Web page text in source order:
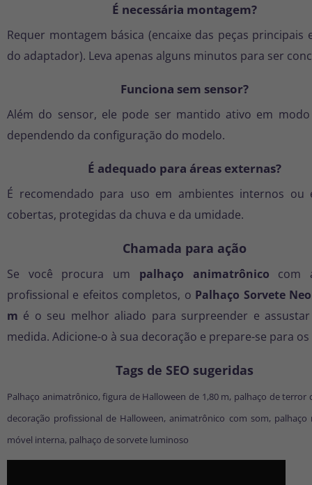
É necessária montagem?
Requer montagem básica (encaixe das peças principais
do adaptador). Leva apenas alguns minutos para ser
Funciona sem sensor?
Além do sensor, ele pode ser mantido ativo em
dependendo da configuração do modelo.
É adequado para áreas externas?
É recomendado para uso em ambientes internos ou
cobertas, protegidas da chuva e da umidade.
Chamada para ação
Se você procura um palhaço animatrônico com
profissional e efeitos completos, o Palhaço Sorvete
m é o seu melhor aliado para surpreender e
medida. Adicione-o à sua decoração e prepare-se para
Tags de SEO sugeridas
Palhaço animatrônico, figura de Halloween de 1,80 m, palhaço de terror
decoração profissional de Halloween, animatrônico com som, palhaço
móvel interna, palhaço de sorvete luminoso